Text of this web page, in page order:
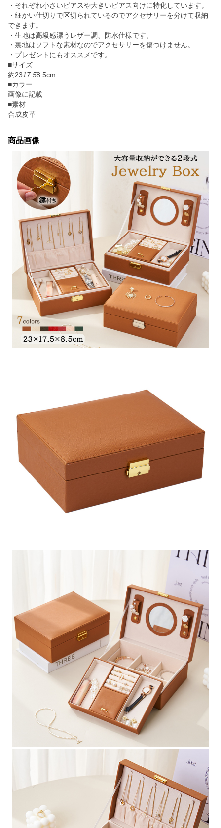
・それぞれ小さいピアスや大きいピアス向けに特化しています。
・細かい仕切りで区切られているのでアクセサリーを分けて収納
できます。
・生地は高級感漂うレザー調、防水仕様です。
・裏地はソフトな素材なのでアクセサリーを傷つけません。
・プレゼントにもオススメです。
■サイズ
約2317.58.5cm
■カラー
画像に記載
■素材
合成皮革
商品画像